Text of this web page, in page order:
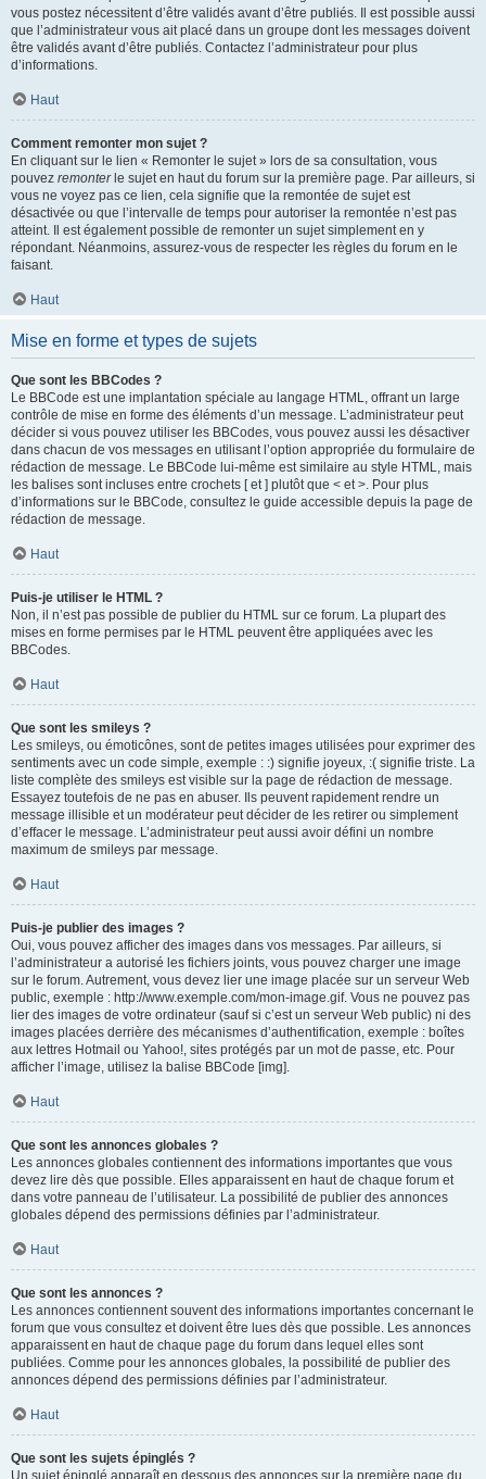
vous postez nécessitent d’être validés avant d’être publiés. Il est possible aussi
que l’administrateur vous ait placé dans un groupe dont les messages doivent
être validés avant d’être publiés. Contactez l’administrateur pour plus
d’informations.
Haut
Comment remonter mon sujet ?
En cliquant sur le lien « Remonter le sujet » lors de sa consultation, vous
pouvez remonterle sujet en haut du forum sur la première page. Par ailleurs, si
vous ne voyez pas ce lien, cela signifie que la remontée de sujet est
désactivée ou que l’intervalle de temps pour autoriser la remontée n’est pas
atteint. Il est également possible de remonter un sujet simplement en y
répondant. Néanmoins, assurez-vous de respecter les règles du forum en le
faisant.
Haut
Mise en forme et types de sujets
Que sont les BBCodes ?
Le BBCode est une implantation spéciale au langage HTML, offrant un large
contrôle de mise en forme des éléments d’un message. L’administrateur peut
décider si vous pouvez utiliser les BBCodes, vous pouvez aussi les désactiver
dans chacun de vos messages en utilisant l’option appropriée du formulaire de
rédaction de message. Le BBCode lui-même est similaire au style HTML, mais
les balises sont incluses entre crochets [ et ] plutôt que < et >. Pour plus
d’informations sur le BBCode, consultez le guide accessible depuis la page de
rédaction de message.
Haut
Puis-je utiliser le HTML ?
Non, il n’est pas possible de publier du HTML sur ce forum. La plupart des
mises en forme permises par le HTML peuvent être appliquées avec les
BBCodes.
Haut
Que sont les smileys ?
Les smileys, ou émoticônes, sont de petites images utilisées pour exprimer des
sentiments avec un code simple, exemple : :) signifie joyeux, :( signifie triste. La
liste complète des smileys est visible sur la page de rédaction de message.
Essayez toutefois de ne pas en abuser. Ils peuvent rapidement rendre un
message illisible et un modérateur peut décider de les retirer ou simplement
d’effacer le message. L’administrateur peut aussi avoir défini un nombre
maximum de smileys par message.
Haut
Puis-je publier des images ?
Oui, vous pouvez afficher des images dans vos messages. Par ailleurs, si
l’administrateur a autorisé les fichiers joints, vous pouvez charger une image
sur le forum. Autrement, vous devez lier une image placée sur un serveur Web
public, exemple : http://www.exemple.com/mon-image.gif. Vous ne pouvez pas
lier des images de votre ordinateur (sauf si c’est un serveur Web public) ni des
images placées derrière des mécanismes d’authentification, exemple : boîtes
aux lettres Hotmail ou Yahoo!, sites protégés par un mot de passe, etc. Pour
afficher l’image, utilisez la balise BBCode [img].
Haut
Que sont les annonces globales ?
Les annonces globales contiennent des informations importantes que vous
devez lire dès que possible. Elles apparaissent en haut de chaque forum et
dans votre panneau de l’utilisateur. La possibilité de publier des annonces
globales dépend des permissions définies par l’administrateur.
Haut
Que sont les annonces ?
Les annonces contiennent souvent des informations importantes concernant le
forum que vous consultez et doivent être lues dès que possible. Les annonces
apparaissent en haut de chaque page du forum dans lequel elles sont
publiées. Comme pour les annonces globales, la possibilité de publier des
annonces dépend des permissions définies par l’administrateur.
Haut
Que sont les sujets épinglés ?
Un sujet épinglé apparaît en dessous des annonces sur la première page du